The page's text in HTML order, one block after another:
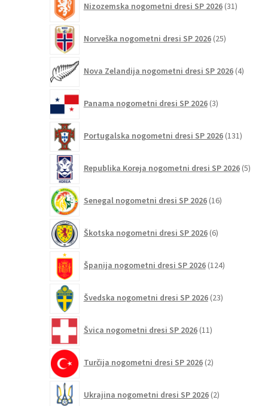
Nizozemska nogometni dresi SP 2026 31izdelkov
Norveška nogometni dresi SP 2026 25izdelkov
Nova Zelandija nogometni dresi SP 2026 4izdelki
Panama nogometni dresi SP 2026 3izdelki
Portugalska nogometni dresi SP 2026 131
Republika Koreja nogometni dresi SP 2026 5
Senegal nogometni dresi SP 2026 16izdelkov
Škotska nogometni dresi SP 2026 6izdelkov
Španija nogometni dresi SP 2026 124izdelkov
Švedska nogometni dresi SP 2026 23izdelkov
Švica nogometni dresi SP 2026 11izdelkov
Turčija nogometni dresi SP 2026 2izdelka
Ukrajina nogometni dresi SP 2026 2izdelka